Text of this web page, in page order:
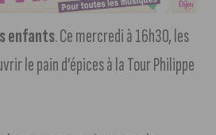
enfants. Ce mercredi à 16h30, les
le pain d’épices à la Tour Philippe